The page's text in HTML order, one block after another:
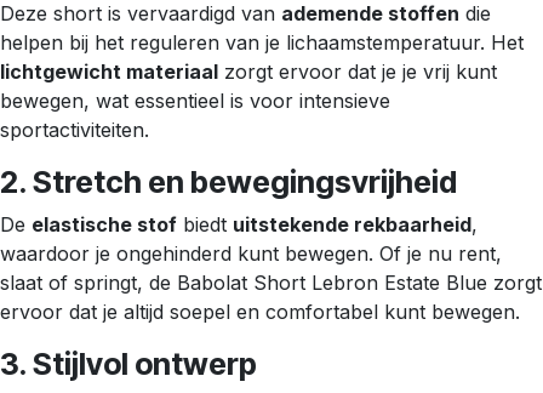
Deze short is vervaardigd van ademende stoffen die
helpen bij het reguleren van je lichaamstemperatuur. Het
lichtgewicht materiaal zorgt ervoor dat je je vrij kunt
bewegen, wat essentieel is voor intensieve
sportactiviteiten.
2. Stretch en bewegingsvrijheid
De elastische stof biedt uitstekende rekbaarheid,
waardoor je ongehinderd kunt bewegen. Of je nu rent,
slaat of springt, de Babolat Short Lebron Estate Blue zorgt
ervoor dat je altijd soepel en comfortabel kunt bewegen.
3. Stijlvol ontwerp